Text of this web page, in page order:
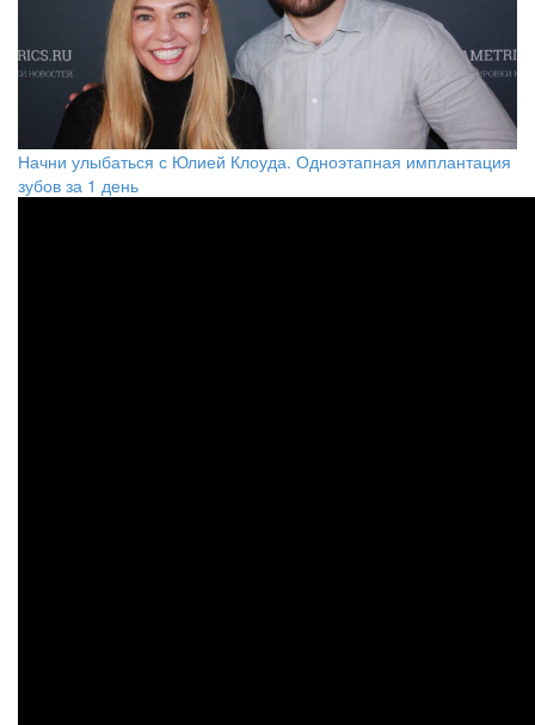
Начни улыбаться с Юлией Клоуда. Одноэтапная имплантация
зубов за 1 день